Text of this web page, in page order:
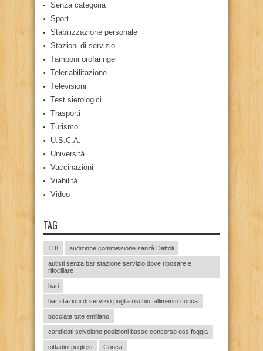
Senza categoria
Sport
Stabilizzazione personale
Stazioni di servizio
Tamponi orofaringei
Teleriabilitazione
Televisioni
Test sierologici
Trasporti
Turismo
U.S.C.A.
Università
Vaccinazioni
Viabilità
Video
TAG
118 audizione commissione sanità Dattoli
autisti senza bar stazione servizio dove riposare e
rifocillare
bari
bar stazioni di servizio puglia rischio fallimento conca
bocciate tute emiliano
candidati scivolano posizioni basse concorso oss foggia
cittadini pugliesi Conca